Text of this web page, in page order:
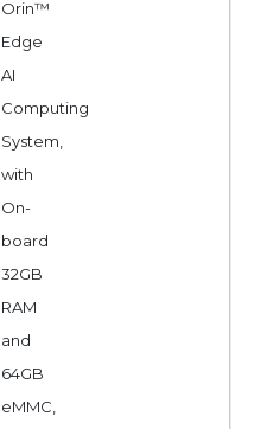
Orin™
Edge
AI
Computing
System,
with
On-
board
32GB
RAM
and
64GB
eMMC,